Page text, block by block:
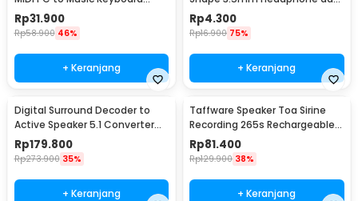
Adapter Cable 2M - AY03
Rp31.900
Rp58.900 46%
+ Keranjang
Mic Combo Jack - K0650
Rp4.300
Rp16.900 75%
+ Keranjang
Digital Surround Decoder to
Active Speaker 5.1 Converter
DTS Dolby AC3 - HD51-A
Rp179.800
Rp273.900 35%
+ Keranjang
Taffware Speaker Toa Sirine
Recording 265s Rechargeable
1200mAh 5W - 518
Rp81.400
Rp129.900 38%
+ Keranjang